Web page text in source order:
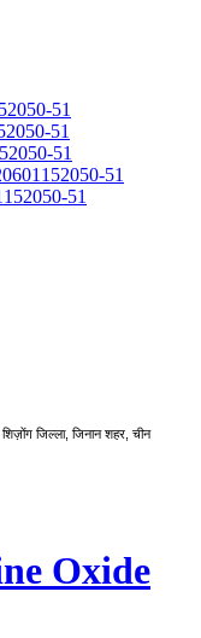
जिल्ला, जिनान शहर, चीन
Oxide